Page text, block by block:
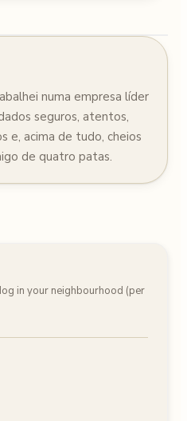
numa empresa líder
seguros, atentos,
e, acima de tudo, cheios
de quatro patas.
in your neighbourhood (per